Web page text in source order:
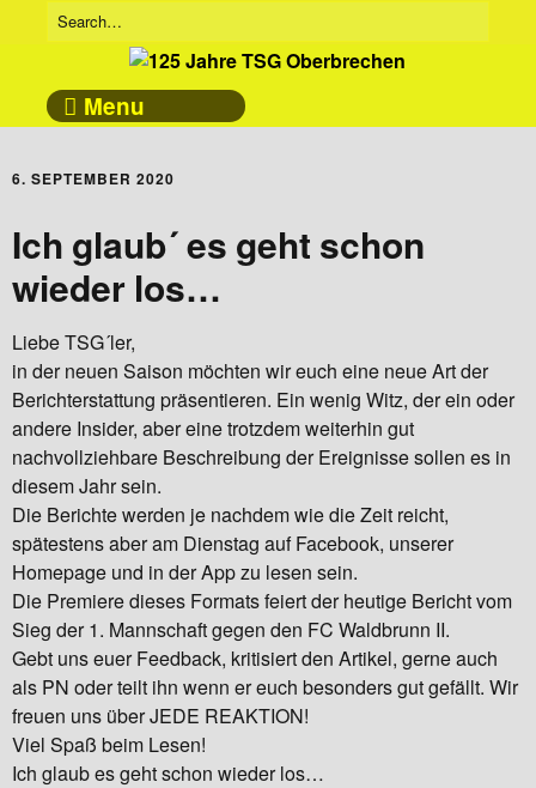
Menu
6. SEPTEMBER 2020
Ich glaub´ es geht schon
wieder los…
Liebe TSG´ler,
in der neuen Saison möchten wir euch eine neue Art der
Berichterstattung präsentieren. Ein wenig Witz, der ein oder
andere Insider, aber eine trotzdem weiterhin gut
nachvollziehbare Beschreibung der Ereignisse sollen es in
diesem Jahr sein.
Die Berichte werden je nachdem wie die Zeit reicht,
spätestens aber am Dienstag auf Facebook, unserer
Homepage und in der App zu lesen sein.
Die Premiere dieses Formats feiert der heutige Bericht vom
Sieg der 1. Mannschaft gegen den FC Waldbrunn II.
Gebt uns euer Feedback, kritisiert den Artikel, gerne auch
als PN oder teilt ihn wenn er euch besonders gut gefällt. Wir
freuen uns über JEDE REAKTION!
Viel Spaß beim Lesen!
Ich glaub es geht schon wieder los…